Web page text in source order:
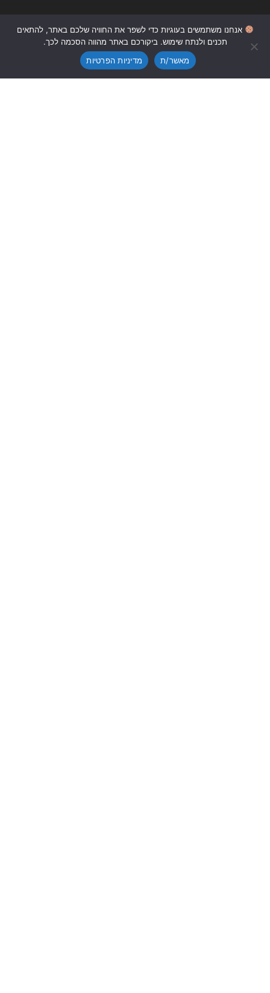
0
אנחנו משתמשים בעוגיות כדי לשפר את החוויה שלכם באתר, להתאים
תכנים ולנתח שימוש. ביקורכם באתר מהווה הסכמה לכך.
מאשר/ת
מדיניות הפרטיות